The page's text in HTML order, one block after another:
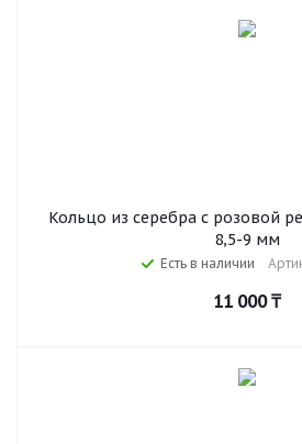
Кольцо из серебра с розовой
8,5-9 мм
Есть в наличии
11 000₸